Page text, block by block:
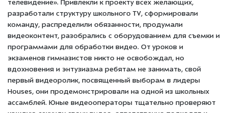
телевидение». Привлекли к проекту всех желающих,
разработали структуру школьного TV, сформировали
команду, распределили обязанности, продумали
видеоконтент, разобрались с оборудованием для съемки и
программами для обработки видео. От уроков и
экзаменов гимназистов никто не освобождал, но
вдохновения и энтузиазма ребятам не занимать, свой
первый видеоролик, посвященный выборам в лидеры
Houses, они продемонстрировали на одной из школьных
ассамблей. Юные видеооператоры тщательно проверяют